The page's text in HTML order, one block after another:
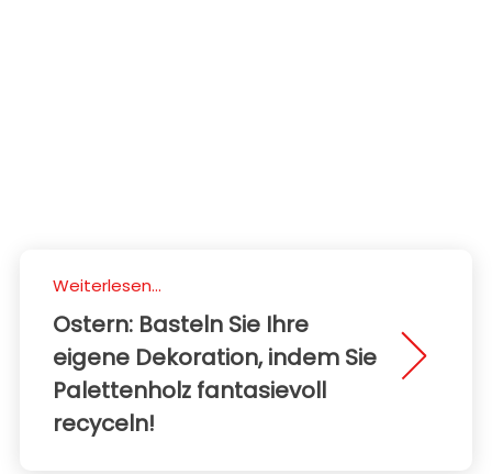
Weiterlesen...
Ostern: Basteln Sie Ihre
eigene Dekoration, indem Sie
Palettenholz fantasievoll
recyceln!